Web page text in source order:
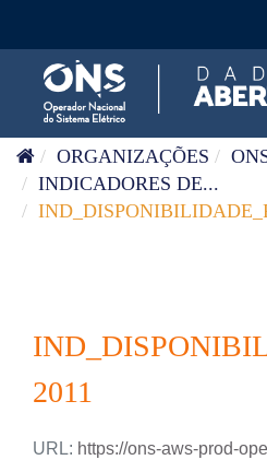
ORGANIZAÇÕES
INDICADORES DE...
2011
URL: https://ons-aws-prod-opendata.s3.amazonaws.com/dataset/